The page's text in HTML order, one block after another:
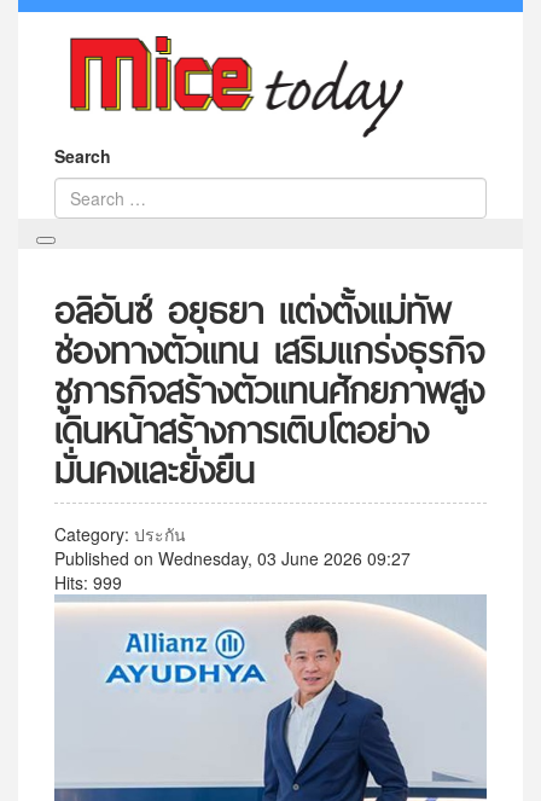
Search
อลิอันซ์ อยุธยา แต่งตั้งแม่ทัพ
ช่องทางตัวแทน เสริมแกร่งธุรกิจ
ชูภารกิจสร้างตัวแทนศักยภาพสูง
เดินหน้าสร้างการเติบโตอย่าง
มั่นคงและยั่งยืน
Category: ประกัน
Published on Wednesday, 03 June 2026 09:27
Hits: 999